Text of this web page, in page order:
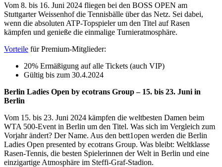
Vom 8. bis 16. Juni 2024 fliegen bei den BOSS OPEN am
Stuttgarter Weissenhof die Tennisbälle über das Netz. Sei dabei,
wenn die absoluten ATP-Topspieler um den Titel auf Rasen
kämpfen und genieße die einmalige Turnieratmosphäre.
Vorteile für Premium-Mitglieder:
20% Ermäßigung auf alle Tickets (auch VIP)
Gültig bis zum 30.4.2024
Berlin Ladies Open by ecotrans Group – 15. bis 23. Juni in
Berlin
Vom 15. bis 23. Juni 2024 kämpfen die weltbesten Damen beim
WTA 500-Event in Berlin um den Titel. Was sich im Vergleich zum
Vorjahr ändert? Der Name. Aus den bett1open werden die Berlin
Ladies Open presented by ecotrans Group. Was bleibt: Weltklasse
Rasen-Tennis, die besten Spielerinnen der Welt in Berlin und eine
einzigartige Atmosphäre im Steffi-Graf-Stadion.